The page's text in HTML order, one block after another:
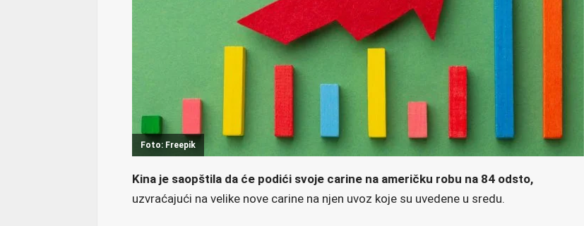
Foto: Freepik
Kina je saopštila da će podići svoje carine na američku robu na 84 odsto,
uzvraćajući na velike nove carine na njen uvoz koje su uvedene u sredu.